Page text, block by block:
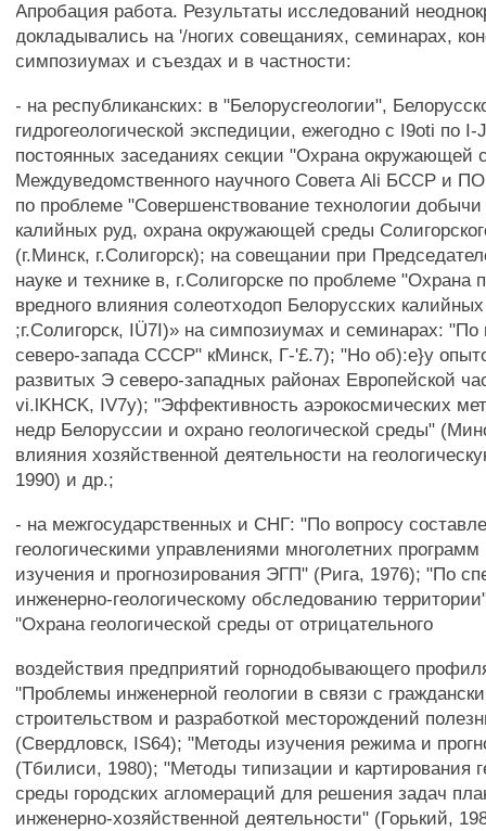
Апробация работа. Результаты исследований
докладывались на '/ногих совещаниях, семинарах,
симпозиумах и съездах и в частности:
- на республиканских: в "Белорусгеологии",
гидрогеологической экспедиции, ежегодно с I9oti по I-
постоянных заседаниях секции "Охрана окружающей
Междуведомственного научного Совета Ali БССР и
по проблеме "Совершенствование технологии добычи
калийных руд, охрана окружающей среды
(г.Минск, г.Солигорск); на совещании при
науке и технике в, г.Солигорске по проблеме "Охрана
вредного влияния солеотходоп Белорусских
;г.Солигорск, IÜ7I)» на симпозиумах и семинарах: "По
северо-запада СССР" кМинск, Г-'£.7); "Но об):е}у
развитых Э северо-западных районах Европейской
vi.lKHCK, IV7y); "Эффективность аэрокосмических
недр Белоруссии и охрано геологической среды"
влияния хозяйственной деятельности на
1990) и др.;
- на межгосударственных и СНГ: "По вопросу
геологическими управлениями многолетних
изучения и прогнозирования ЭГП" (Рига, 1976); "По
инженерно-геологическому обследованию
"Охрана геологической среды от отрицательного
воздействия предприятий горнодобывающего
"Проблемы инженерной геологии в связи с
строительством и разработкой месторождений
(Свердловск, IS64); "Методы изучения режима и
(Тбилиси, 1980); "Методы типизации и картирования
среды городских агломераций для решения задач
инженерно-хозяйственной деятельности" (Горький,